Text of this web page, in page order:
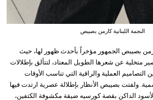
النجمة اللبنانية كارمن بصيبص
كارمن بصيبص الجمهور مؤخراً بأحدث ظهور لها، حيث
متخلية عن شعرها الطويل المعتاد، لتتألق بإطلالات
العملية والراقية التي تناسب الأوقات
ولفتت بصيبص الأنظار بإطلالة عصرية ارتدت فيها
الداكن بقصة كورسيه ضيقة مكشوفة الكتفين،